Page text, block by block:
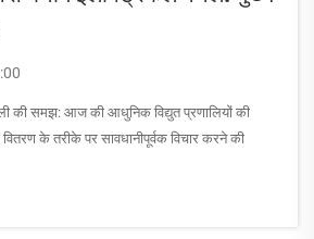
की समझ: आज की आधुनिक विद्युत प्रणालियों की
के तरीके पर सावधानीपूर्वक विचार करने की
के केंद्र में एक... के उपयोग के बीच महत्वपूर्ण निर्णय